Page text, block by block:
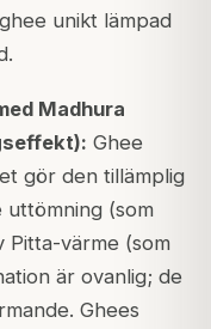
unikt lämpad
Madhura
Ghee
gör den tillämplig
(som
Pitta-värme (som
är ovanlig; de
Ghees